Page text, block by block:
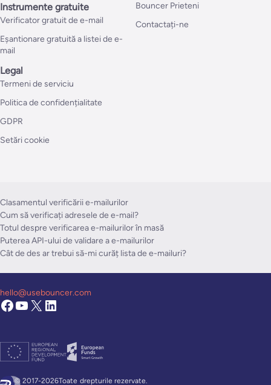
Instrumente gratuite
Verificator gratuit de e-mail
Eșantionare gratuită a listei de e-
mail
Bouncer Prieteni
Contactați-ne
Legal
Termeni de serviciu
Politica de confidențialitate
GDPR
Setări cookie
Clasamentul verificării e-mailurilor
Cum să verificați adresele de e-mail?
Totul despre verificarea e-mailurilor în masă
Puterea API-ului de validare a e-mailurilor
Cât de des ar trebui să-mi curăț lista de e-mailuri?
© 2017-2026Toate drepturile rezervate.
hello@usebouncer.com